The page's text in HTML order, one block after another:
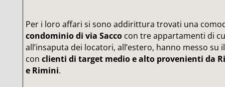
Per i loro affari si sono addirittura trovati una
condominio di via Saccocon tre appartamenti di
all’insaputa dei locatori, all’estero, hanno messo su
con clienti di target medio e alto provenienti da
e Rimini.